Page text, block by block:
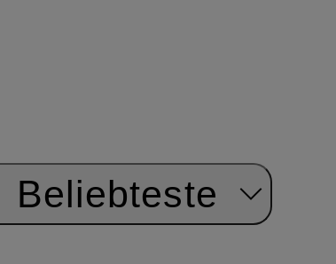
Beliebteste